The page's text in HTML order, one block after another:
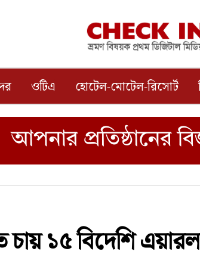
ওটিএ হোটেল-মোটেল-রিসোর্ট
চায় ১৫ বিদেশি